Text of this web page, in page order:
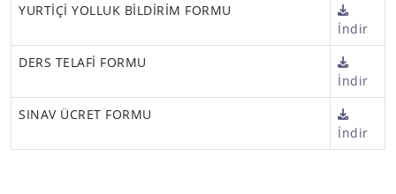
YURTİÇİ YOLLUK BİLDİRİM FORMU
İndir
DERS TELAFİ FORMU
İndir
SINAV ÜCRET FORMU
İndir